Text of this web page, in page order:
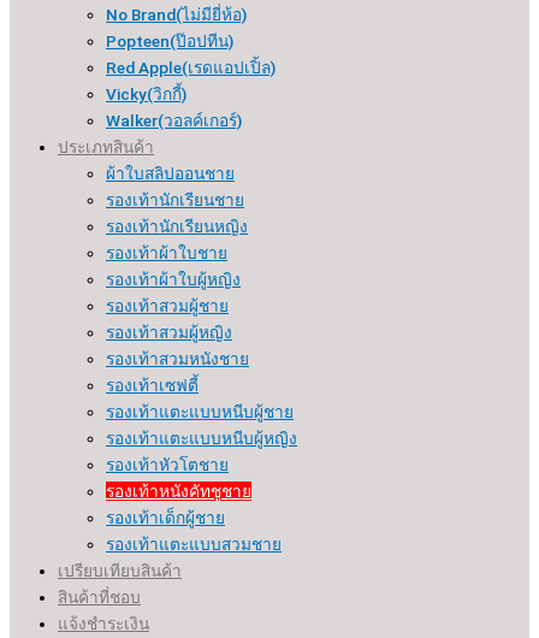
No Brand(ไม่มียี่ห้อ)
Popteen(ป๊อปทีน)
Red Apple(เรดแอปเปิ้ล)
Vicky(วิกกี้)
Walker(วอลค์เกอร์)
ประเภทสินค้า
ผ้าใบสลิปออนชาย
รองเท้านักเรียนชาย
รองเท้านักเรียนหญิง
รองเท้าผ้าใบชาย
รองเท้าผ้าใบผู้หญิง
รองเท้าสวมผู้ชาย
รองเท้าสวมผู้หญิง
รองเท้าสวมหนังชาย
รองเท้าเซฟตี้
รองเท้าแตะแบบหนีบผู้ชาย
รองเท้าแตะแบบหนีบผู้หญิง
รองเท้าหัวโตชาย
รองเท้าหนังคัทชูชาย
รองเท้าเด็กผู้ชาย
รองเท้าแตะแบบสวมชาย
เปรียบเทียบสินค้า
สินค้าที่ชอบ
แจ้งชำระเงิน